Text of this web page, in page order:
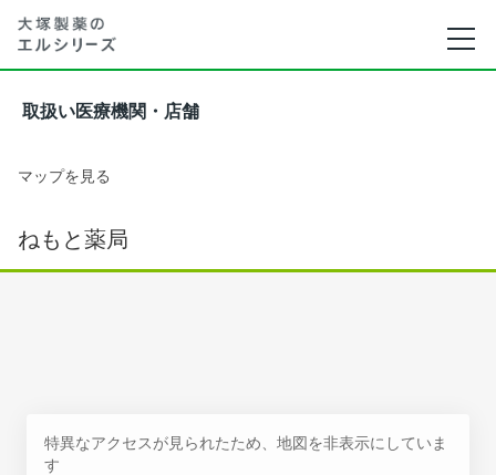
取扱い医療機関・店舗
マップを見る
ねもと薬局
特異なアクセスが見られたため、地図を非表示にしていま
す